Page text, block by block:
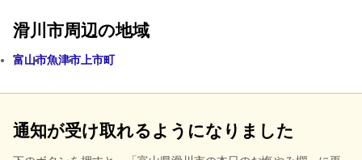
滑川市周辺の地域
富山市魚津市 上市町
通知が受け取れるようになりました